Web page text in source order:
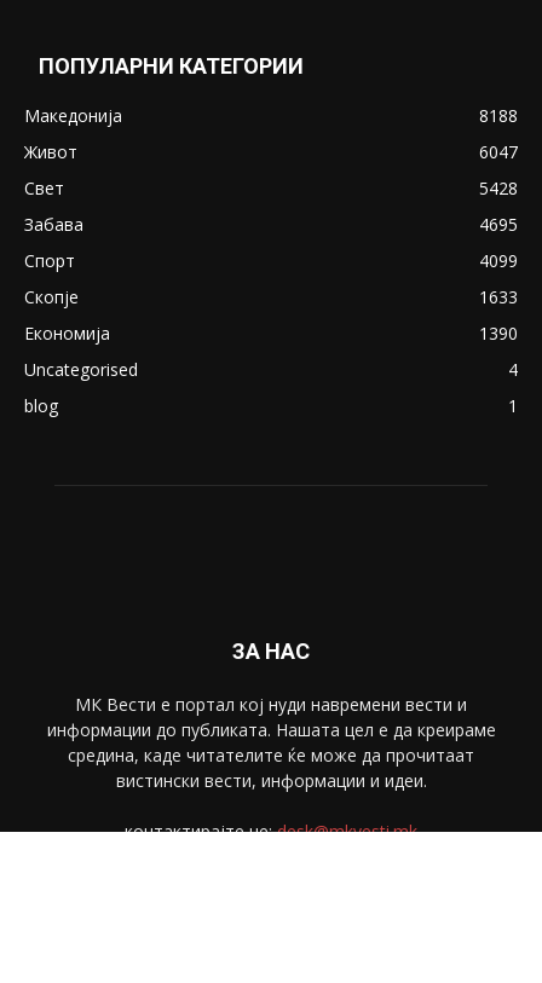
ПОПУЛАРНИ КАТЕГОРИИ
Македонија
8188
Живот
6047
Свет
5428
Забава
4695
Спорт
4099
Скопје
1633
Економија
1390
Uncategorised
4
blog
1
ЗА НАС
МК Вести е портал коj нуди навремени вести и
информации до публиката. Нашата цел е да креираме
средина, каде читателите ќе може да прочитаат
вистински вести, информации и идеи.
контактирајте не:desk@mkvesti.mk